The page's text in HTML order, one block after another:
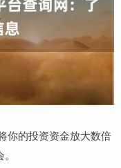
你的投资资金放大数倍